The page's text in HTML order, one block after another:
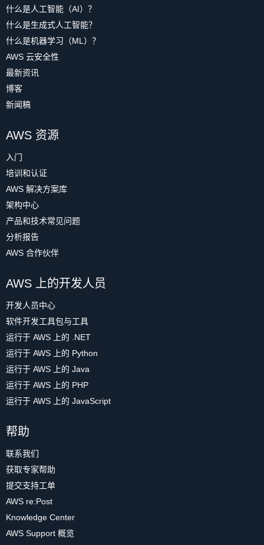
什么是人工智能（AI）？
什么是生成式人工智能？
什么是机器学习（ML）？
AWS 云安全性
最新资讯
博客
新闻稿
AWS 资源
入门
培训和认证
AWS 解决方案库
架构中心
产品和技术常见问题
分析报告
AWS 合作伙伴
AWS 上的开发人员
开发人员中心
软件开发工具包与工具
运行于 AWS 上的 .NET
运行于 AWS 上的 Python
运行于 AWS 上的 Java
运行于 AWS 上的 PHP
运行于 AWS 上的 JavaScript
帮助
联系我们
获取专家帮助
提交支持工单
AWS re:Post
Knowledge Center
AWS Support 概览